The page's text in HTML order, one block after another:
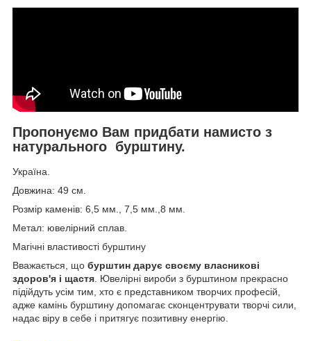
Пропонуємо Вам придбати намисто з
натурального бурштину.
Україна.
Довжина: 49 см.
Розмір каменів: 6,5 мм., 7,5 мм.,8 мм.
Метал: ювелірний сплав.
Магічні властивості бурштину
Вважається, що бурштин дарує своєму власникові
здоров'я і щастя . Ювелірні вироби з бурштином прекрасно
підійдуть усім тим, хто є представником творчих професій,
адже камінь бурштину допомагає сконцентрувати творчі сили,
надає віру в себе і притягує позитивну енергію.